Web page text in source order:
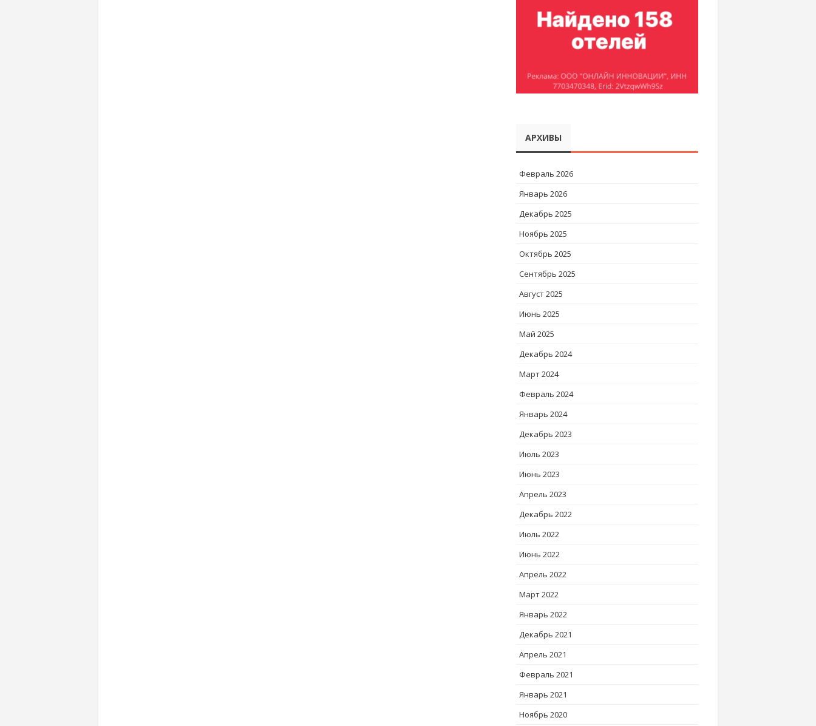
АРХИВЫ
Февраль 2026
Январь 2026
Декабрь 2025
Ноябрь 2025
Октябрь 2025
Сентябрь 2025
Август 2025
Июнь 2025
Май 2025
Декабрь 2024
Март 2024
Февраль 2024
Январь 2024
Декабрь 2023
Июль 2023
Июнь 2023
Апрель 2023
Декабрь 2022
Июль 2022
Июнь 2022
Апрель 2022
Март 2022
Январь 2022
Декабрь 2021
Апрель 2021
Февраль 2021
Январь 2021
Ноябрь 2020